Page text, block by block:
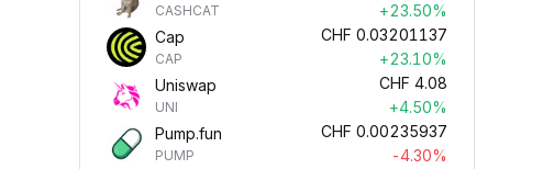
CASHCAT
+23.50%
Cap
CAP
CHF 0.03201137
+23.10%
Uniswap
UNI
CHF 4.08
+4.50%
Pump.fun
PUMP
CHF 0.00235937
-4.30%